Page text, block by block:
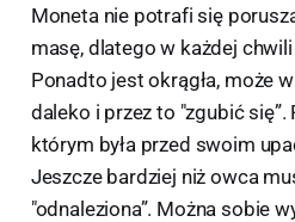
Moneta nie potrafi się
masę, dlatego w każdej
Ponadto jest okrągła, może
daleko i przez to "zgubić
którym była przed swoim
Jeszcze bardziej niż owca
"odnaleziona”. Można sobie